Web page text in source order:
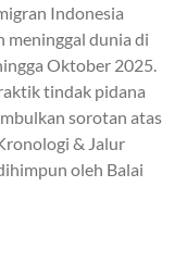
Indonesia
meninggal dunia di
Oktober 2025.
tindak pidana
sorotan atas
& Jalur
oleh Balai